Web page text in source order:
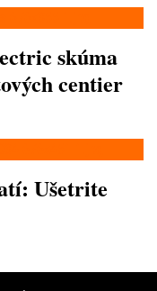
skúma
centier
Ušetrite